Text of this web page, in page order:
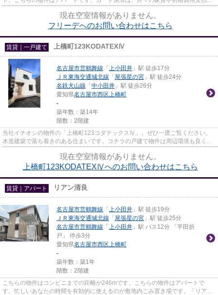
現在空室情報がありません。
フリーデへのお問い合わせはこちら
賃貸｜一戸建て 上橋町123KODATEXⅣ
名古屋市営鶴舞線 「 上小田井 」駅 徒歩17分
ＪＲ東海交通城北線 「 尾張星の宮 」駅 徒歩24分
名鉄犬山線 「 中小田井 」駅 徒歩26分
愛知県名古屋市西区上橋町
-
築年数：築14年
階数：2階建
当社イチオシの物件の「上橋町123コダテックスⅣ」。ぜひ一度ご覧ください。
木造建築で落ち着きのある住まいです。コチラの戸建て物件は周辺環境も良く、
現在空室情報がありません。
上橋町123KODATEXⅣへのお問い合わせはこちら
賃貸｜アパート リアン清良
名古屋市営鶴舞線 「 上小田井 」駅 徒歩19分
ＪＲ東海交通城北線 「 尾張星の宮 」駅 徒歩25分
名古屋市営鶴舞線 「 上小田井 」駅 バス12分 「平田折
戸」 停歩3分
愛知県名古屋市西区上橋町
-
築年数：築1年
階数：2階建
こちらの物件はコンビニまでの距離が246mです。こちらの物件はアパートで
す。忙しいあなたの時間を有効的に使えるのが敷地内ごみ置き場です。「リアン